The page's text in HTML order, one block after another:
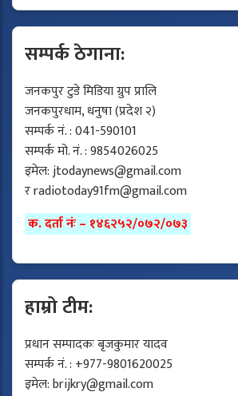
सम्पर्क ठेगाना:
जनकपुर टुडे मिडिया ग्रुप प्रालि
जनकपुरधाम, धनुषा (प्रदेश २)
सम्पर्क नं. : 041-590101
सम्पर्क मो. नं. : 9854026025
इमेल:jtodaynews@gmail.com
रradiotoday91fm@gmail.com
क. दर्ता नंः – १४६२५२/०७२/०७३
हाम्रो टीम:
प्रधान सम्पादकः बृजकुमार यादव
सम्पर्क नं. : +977-9801620025
इमेल:brijkry@gmail.com